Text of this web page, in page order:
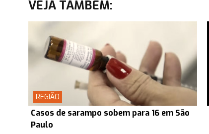
VEJA TAMBÉM:
REGIÃO
Casos de sarampo sobem para 16 em São
Paulo